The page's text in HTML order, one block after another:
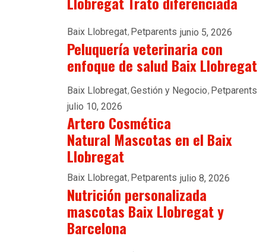
Baix Llobregat Petparents junio 5, 2026
Peluquería veterinaria con
enfoque de salud Baix Llobregat
Baix Llobregat Gestión y Negocio Petparents
julio 10, 2026
Artero Cosmética
Natural Mascotas en el Baix
Llobregat
Baix Llobregat Petparents julio 8, 2026
Nutrición personalizada
mascotas Baix Llobregat y
Barcelona